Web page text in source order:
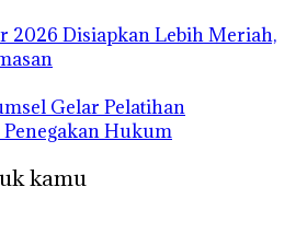
2026 Disiapkan Lebih Meriah,
Gelar Pelatihan
Hukum
kamu